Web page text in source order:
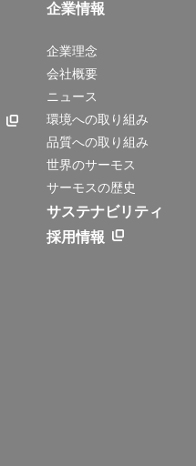
企業情報
企業理念
会社概要
ニュース
環境への取り組み
品質への取り組み
世界のサーモス
サーモスの歴史
サステナビリティ
採用情報